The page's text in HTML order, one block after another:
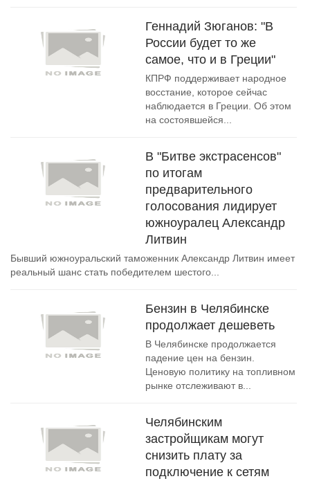
Геннадий Зюганов: "В
России будет то же
самое, что и в Греции"
КПРФ поддерживает народное
восстание, которое сейчас
наблюдается в Греции. Об этом
на состоявшейся...
В "Битве экстрасенсов"
по итогам
предварительного
голосования лидирует
южноуралец Александр
Литвин
Бывший южноуральский таможенник Александр Литвин имеет
реальный шанс стать победителем шестого...
Бензин в Челябинске
продолжает дешеветь
В Челябинске продолжается
падение цен на бензин.
Ценовую политику на топливном
рынке отслеживают в...
Челябинским
застройщикам могут
снизить плату за
подключение к сетям